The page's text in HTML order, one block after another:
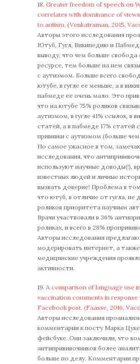
18. Greater freedom of speech on
correlates with dominance of
to autism. (Venkatraman, 2015,
Авторы этого исследования
Ютуб, Гугл, Википедию и
выводу, что чем больше свобода
ресурсе, тем больше на нем
с аутизмом. Больше всего
ютубе, в гугле ее меньше, а в
пабмеде ее очень мало. Это
что на ютубе 75% роликов
аутизмом, в гугле 41% ссылок, в
статей, а в пабмеде 17% статей
прививки с аутизмом (больше чем
Но самое ужасное в том,
исследования, что
используют научные доводы(!),
известных людей и личные
вызвать доверие! Проблема в
что ютуб, в отличие от гугла, не
роликов приоритета научным
Врачи участвовали в 36%
роликах, и всего в 28%
Авторы исследования
модерировать интернет, а
медицинские учреждения
активности.
19. A comparison of language use
vaccination comments in
Facebook post. (Faasse, 2016,
Авторы исследования
комментарии к посту Марка
фейсбуке. Они заключили, что
антипрививочников более
больше по делу. Комментарии